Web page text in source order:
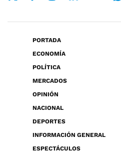
PORTADA
ECONOMÍA
POLÍTICA
MERCADOS
OPINIÓN
NACIONAL
DEPORTES
INFORMACIÓN GENERAL
ESPECTÁCULOS